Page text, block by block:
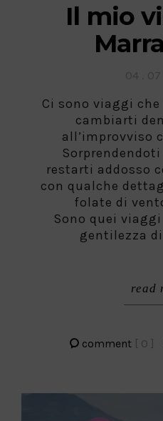
Il mio
Ci sono viaggi
cambiarti
all’improvviso
restarti addosso
con qualche
folate di
Sono quei
gentilezza
read
comment [ 0 ]